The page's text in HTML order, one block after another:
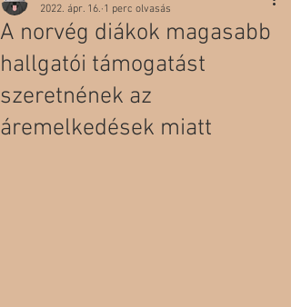
A norvég diákok magasabb
hallgatói támogatást
szeretnének az
áremelkedések miatt
2022. ápr. 16. 1 perc olvasás